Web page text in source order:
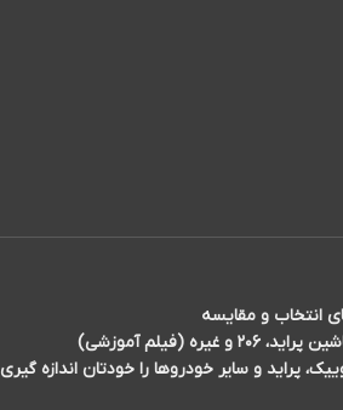
انتخاب و مقایسه
(فیلم آموزشی)
پراید و سایر خودروها را خودتان اندازه گیری